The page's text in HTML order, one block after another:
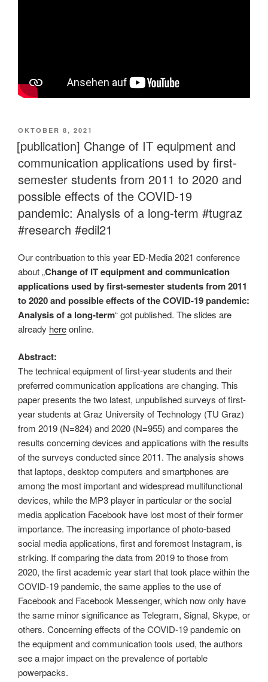
VERÖFFENTLICHT
AM
OKTOBER 8, 2021
[publication] Change of IT equipment and
communication applications used by first-
semester students from 2011 to 2020 and
possible effects of the COVID-19
pandemic: Analysis of a long-term #tugraz
#research #edil21
Our contribuation to this year ED-Media 2021 conference
about „Change of IT equipment and communication
applications used by first-semester students from 2011
to 2020 and possible effects of the COVID-19 pandemic:
Analysis of a long-term“ got published. The slides are
already hereonline.
Abstract:
The technical equipment of first-year students and their
preferred communication applications are changing. This
paper presents the two latest, unpublished surveys of first-
year students at Graz University of Technology (TU Graz)
from 2019 (N=824) and 2020 (N=955) and compares the
results concerning devices and applications with the results
of the surveys conducted since 2011. The analysis shows
that laptops, desktop computers and smartphones are
among the most important and widespread multifunctional
devices, while the MP3 player in particular or the social
media application Facebook have lost most of their former
importance. The increasing importance of photo-based
social media applications, first and foremost Instagram, is
striking. If comparing the data from 2019 to those from
2020, the first academic year start that took place within the
COVID-19 pandemic, the same applies to the use of
Facebook and Facebook Messenger, which now only have
the same minor significance as Telegram, Signal, Skype, or
others. Concerning effects of the COVID-19 pandemic on
the equipment and communication tools used, the authors
see a major impact on the prevalence of portable
powerpacks.